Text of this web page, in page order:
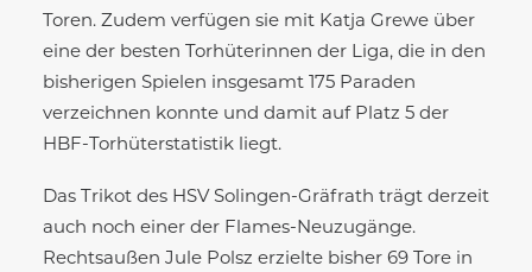
Toren. Zudem verfügen sie mit Katja Grewe über
eine der besten Torhüterinnen der Liga, die in den
bisherigen Spielen insgesamt 175 Paraden
verzeichnen konnte und damit auf Platz 5 der
HBF-Torhüterstatistik liegt.
Das Trikot des HSV Solingen-Gräfrath trägt derzeit
auch noch einer der Flames-Neuzugänge.
Rechtsaußen Jule Polsz erzielte bisher 69 Tore in